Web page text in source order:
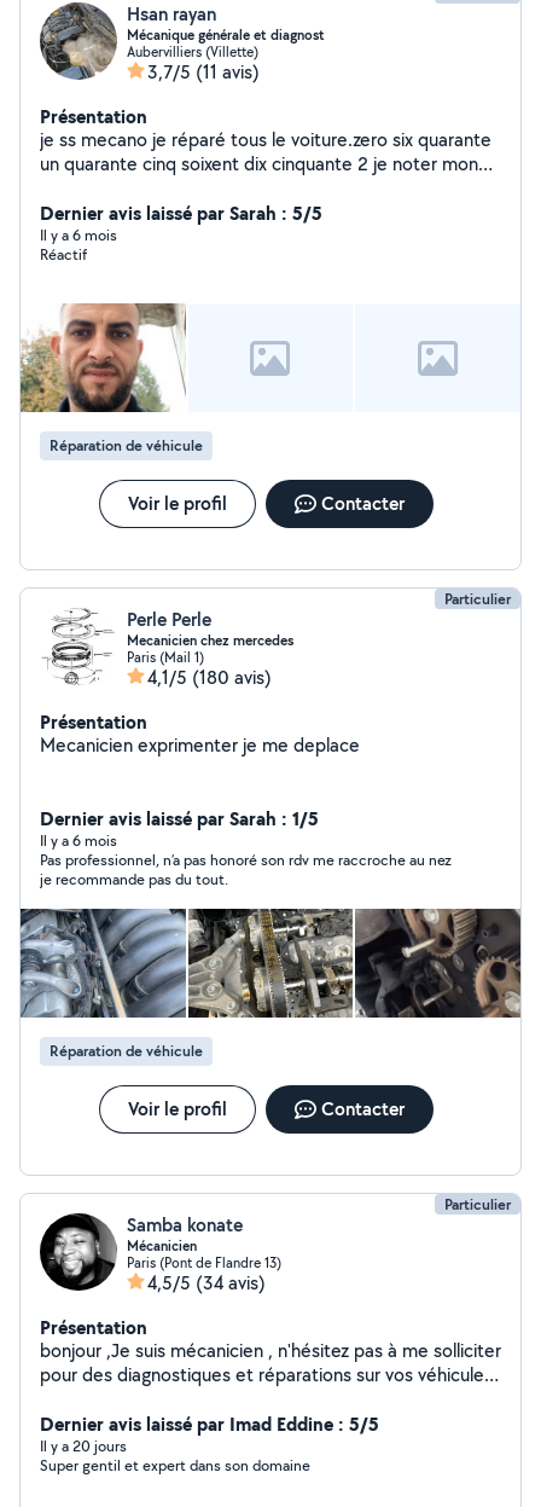
Hsan rayan
Mécanique générale et diagnost
Aubervilliers (Villette)
3,7/5 (11 avis)
Présentation
je ss mecano je réparé tous le voiture.zero six quarante
un quarante cinq soixent dix cinquante 2 je noter mon
Dernier avis laissé par Sarah : 5/5
Il y a 6 mois
Réactif
Réparation de véhicule
Voir le profil Contacter
Particulier
Perle Perle
Mecanicien chez mercedes
Paris (Mail 1)
4,1/5 (180 avis)
Présentation
Mecanicien exprimenter je me deplace
Dernier avis laissé par Sarah : 1/5
Il y a 6 mois
Pas professionnel, n’a pas honoré son rdv me raccroche au nez
je recommande pas du tout.
Réparation de véhicule
Voir le profil Contacter
Particulier
Samba konate
Mécanicien
Paris (Pont de Flandre 13)
4,5/5 (34 avis)
Présentation
bonjour ,Je suis mécanicien , n'hésitez pas à me solliciter
pour des diagnostiques et réparations sur vos véhicules,
je dispose également d'une valise de diagnostic. Au
plaisir de vous dépanner . Cordialement
Dernier avis laissé par Imad Eddine : 5/5
Il y a 20 jours
Super gentil et expert dans son domaine